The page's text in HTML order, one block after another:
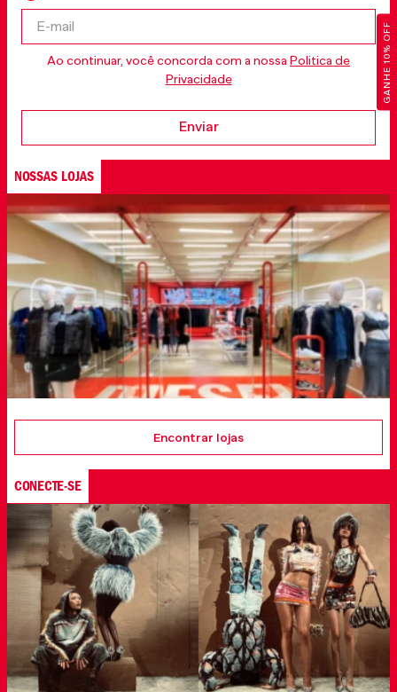
GANHE 10% OFF
Ao continuar, você concorda com a nossa Politica de
Privacidade
Enviar
NOSSAS LOJAS
Encontrar lojas
CONECTE-SE